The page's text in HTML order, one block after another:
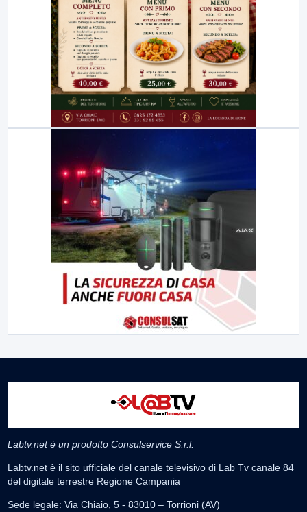
Labtv.net è un prodotto Consulservice S.r.l.
Labtv.net è il sito ufficiale del canale televisivo di Lab Tv canale 84
del digitale terrestre Regione Campania
Sede legale: Via Chiaio, 5 - 83010 – Torrioni (AV)